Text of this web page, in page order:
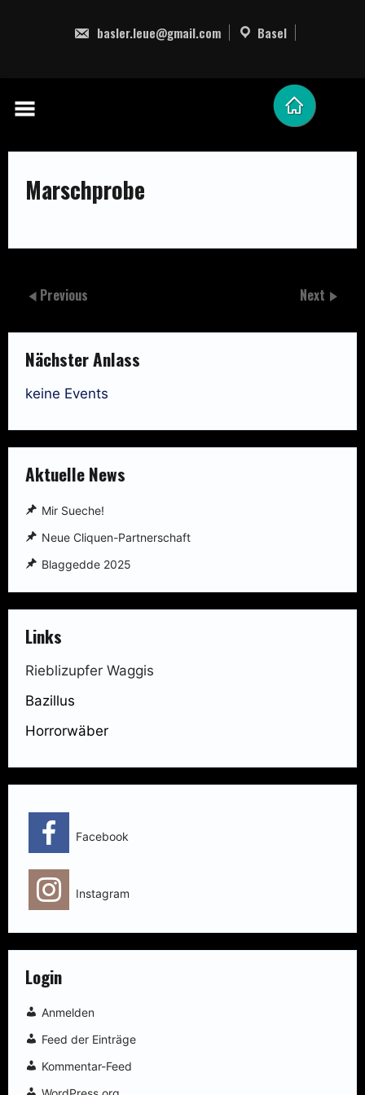
basler.leue@gmail.com Basel
Marschprobe
Previous Next
Nächster Anlass
keine Events
Aktuelle News
Mir Sueche!
Neue Cliquen-Partnerschaft
Blaggedde 2025
Links
Rieblizupfer Waggis
Bazillus
Horrorwäber
Facebook
Instagram
Login
Anmelden
Feed der Einträge
Kommentar-Feed